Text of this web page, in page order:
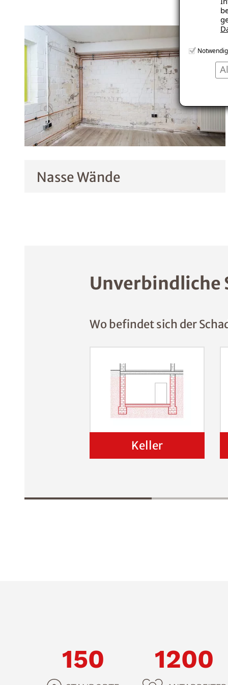
Notwendig
Nasse Wände
Unverbindliche
Wo befindet sich der
Keller
150 1200